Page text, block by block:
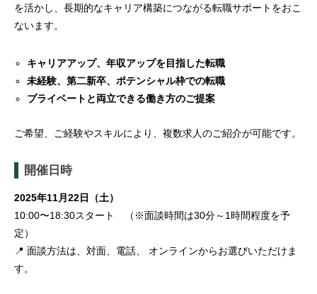
を活かし、長期的なキャリア構築につながる転職サポートをおこ
ないます。
キャリアアップ、年収アップを目指した転職
未経験、第二新卒、ポテンシャル枠での転職
プライベートと両立できる働き方のご提案
ご希望、ご経験やスキルにより、複数求人のご紹介が可能です。
開催日時
2025年11月22日（土）
10:00〜18:30スタート （※面談時間は30分～1時間程度を予
定）
📍 面談方法は、対面、電話、 オンラインからお選びいただけま
す。